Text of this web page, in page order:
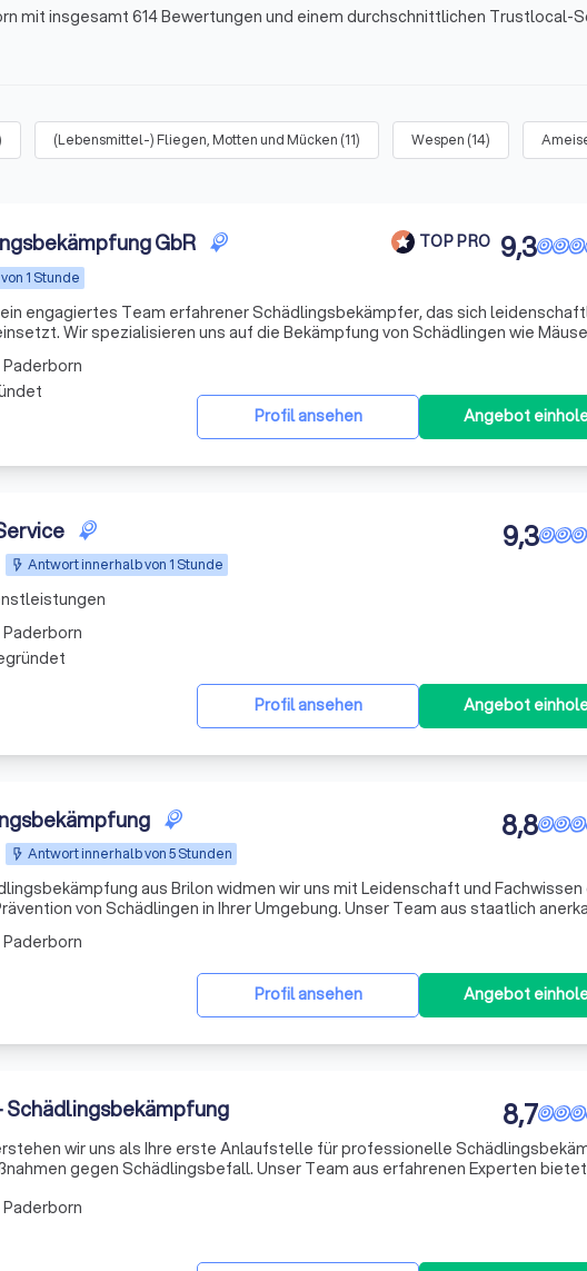
mit insgesamt 614 Bewertungen und einem durchschnittlichen Trustlocal-
(Lebensmittel-) Fliegen, Motten und Mücken (11) Wespen (14)
GbR TOP PRO
1 Stunde
9,3
engagiertes Team erfahrener Schädlingsbekämpfer, das sich
Wir spezialisieren uns auf die Bekämpfung von Schädlingen wie
Wespen. Unser Ansatz ist ganzheitlich: Wir bieten nicht nur effektive
Profil ansehen Angebot
Antwort innerhalb von 1 Stunde
9,3
Profil ansehen Angebot
Antwort innerhalb von 5 Stunden
8,8
aus Brilon widmen wir uns mit Leidenschaft und Fachwissen
von Schädlingen in Ihrer Umgebung. Unser Team aus staatlich
geprüften Schädlingsbekämpfern setzt auf umweltfreundliche und innovative
Profil ansehen Angebot
8,7
wir uns als Ihre erste Anlaufstelle für professionelle
gegen Schädlingsbefall. Unser Team aus erfahrenen Experten